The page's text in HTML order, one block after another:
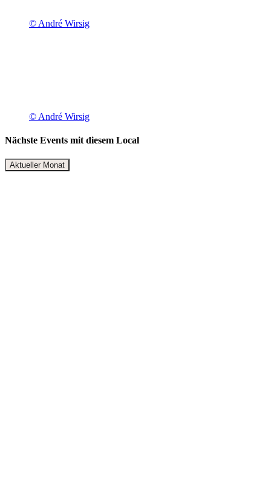
© André Wirsig
© André Wirsig
Nächste Events mit diesem Local
Aktueller Monat